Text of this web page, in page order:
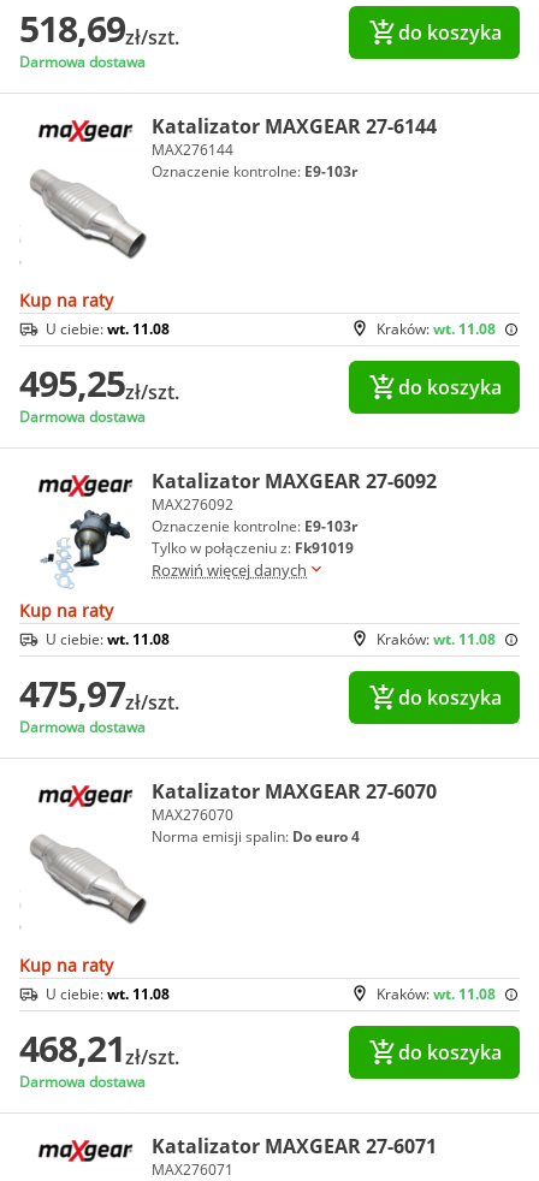
518,69zł/szt.
Darmowa dostawa
do koszyka
Katalizator MAXGEAR 27-6144
MAX276144
Oznaczenie kontrolne: E9-103r
Kup na raty
Kraków:wt. 11.08
U ciebie:wt. 11.08
495,25zł/szt.
Darmowa dostawa
do koszyka
Katalizator MAXGEAR 27-6092
MAX276092
Oznaczenie kontrolne: E9-103r
Tylko w połączeniu z: Fk91019
Rozwiń więcej danych
Kup na raty
Kraków:wt. 11.08
U ciebie:wt. 11.08
475,97zł/szt.
Darmowa dostawa
do koszyka
Katalizator MAXGEAR 27-6070
MAX276070
Norma emisji spalin: Do euro 4
Kup na raty
Kraków:wt. 11.08
U ciebie:wt. 11.08
468,21zł/szt.
Darmowa dostawa
do koszyka
Katalizator MAXGEAR 27-6071
MAX276071